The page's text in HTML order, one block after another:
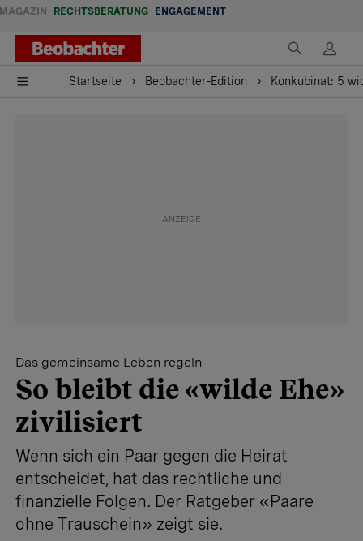
MAGAZIN RECHTSBERATUNG ENGAGEMENT
Startseite Beobachter-Edition Konkubinat: 5
Das gemeinsame Leben regeln
So bleibt die «wilde Ehe»
zivilisiert
Wenn sich ein Paar gegen die Heirat
entscheidet, hat das rechtliche und
finanzielle Folgen. Der Ratgeber «Paare
ohne Trauschein» zeigt sie.